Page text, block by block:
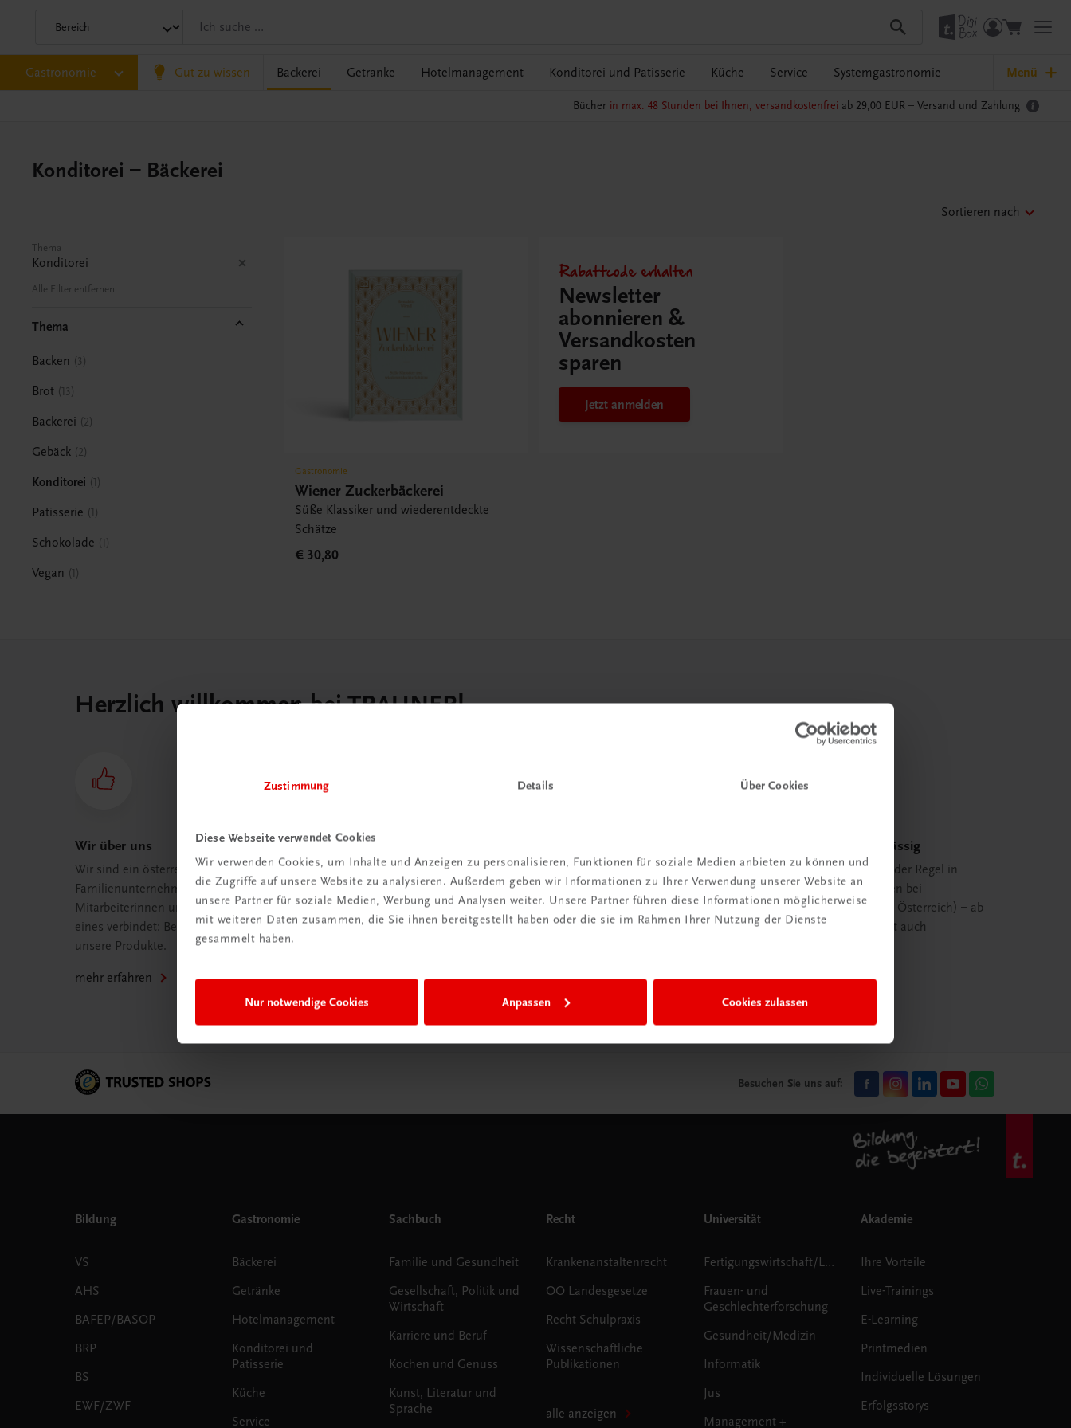
Zustimmung Details Über Cookies
Diese Webseite verwendet Cookies
Wir verwenden Cookies, um Inhalte und Anzeigen zu personalisieren, Funktionen für soziale Medien anbieten zu können und
die Zugriffe auf unsere Website zu analysieren. Außerdem geben wir Informationen zu Ihrer Verwendung unserer Website an
unsere Partner für soziale Medien, Werbung und Analysen weiter. Unsere Partner führen diese Informationen möglicherweise
mit weiteren Daten zusammen, die Sie ihnen bereitgestellt haben oder die sie im Rahmen Ihrer Nutzung der Dienste
gesammelt haben.
Nur notwendige Cookies Anpassen Cookies zulassen
Gastronomie Gut zu wissen Bäckerei Getränke Hotelmanagement Konditorei und Patisserie Küche Service Systemgastronomie Menü
Bücher in max. 48 Stunden bei Ihnen, versandkostenfrei ab 29,00 EUR – Versand und Zahlung
Konditorei – Bäckerei
Sortieren nach
Thema
Konditorei
Alle Filter entfernen
Thema
Backen 3
Brot 13
Bäckerei 2
Gebäck 2
Konditorei 1
Patisserie 1
Schokolade 1
Vegan 1
Gastronomie
Wiener Zuckerbäckerei
Süße Klassiker und wiederentdeckte
Schätze
€ 30,80
Rabattcode erhalten
Newsletter
abonnieren &
Versandkosten
sparen
Jetzt anmelden
Herzlich willkommen bei TRAUNER!
Wir über uns
Wir sind ein österreichisches
Familienunternehmen mit 75
Mitarbeiterinnen und Mitarbeitern, die
eines verbindet: Begeisterung für
unsere Produkte.
mehr erfahren
TRAUNER Verlag + Buchservice GmbH
Köglstraße 14 | 4020 Linz
Österreich/Austria
Tel.:+43 732 778241
mehr erfahren
Schnell und zuverlässig
Ihre Bestellung ist in der Regel in
spätestens 48 Stunden bei
Ihnen (innerhalb von Österreich) – ab
29,00 EUR Bestellwert auch
mehr erfahren
Besuchen Sie uns auf:
Bildung
VS
AHS
BAFEP/BASOP
BRP
BS
EWF/ZWF
Gastronomie
Bäckerei
Getränke
Hotelmanagement
Konditorei und
Patisserie
Küche
Service
Sachbuch
Familie und Gesundheit
Gesellschaft, Politik und
Wirtschaft
Karriere und Beruf
Kochen und Genuss
Kunst, Literatur und
Sprache
Recht
Krankenanstaltenrecht
OÖ Landesgesetze
Recht Schulpraxis
Wissenschaftliche
Publikationen
alle anzeigen
Universität
Fertigungswirtschaft/Logistik
Frauen- und
Geschlechterforschung
Gesundheit/Medizin
Informatik
Jus
Management +
Akademie
Ihre Vorteile
Live-Trainings
E-Learning
Printmedien
Individuelle Lösungen
Erfolgsstorys